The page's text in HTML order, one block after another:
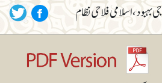
بہبود، اسلامی فلاحی نظام